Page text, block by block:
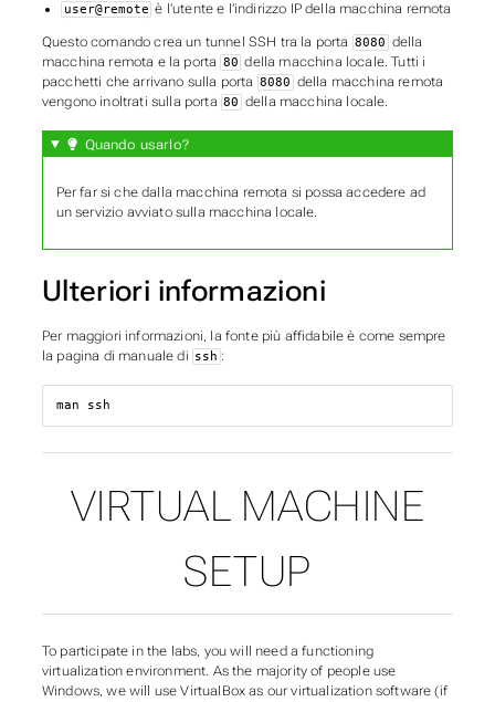
user@remote è l’utente e l’indirizzo IP della macchina remota
Questo comando crea un tunnel SSH tra la porta 8080 della
macchina remota e la porta 80 della macchina locale. Tutti i
pacchetti che arrivano sulla porta 8080 della macchina remota
vengono inoltrati sulla porta 80 della macchina locale.
Quando usarlo?
Per far si che dalla macchina remota si possa accedere ad
un servizio avviato sulla macchina locale.
Ulteriori informazioni
Per maggiori informazioni, la fonte più affidabile è come sempre
la pagina di manuale di ssh :
man ssh
VIRTUAL MACHINE
SETUP
To participate in the labs, you will need a functioning
virtualization environment. As the majority of people use
Windows, we will use VirtualBox as our virtualization software (if